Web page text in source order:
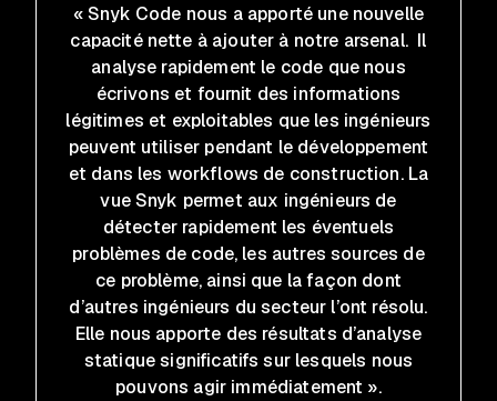
« Snyk Code nous a apporté une nouvelle
capacité nette à ajouter à notre arsenal. Il
analyse rapidement le code que nous
écrivons et fournit des informations
légitimes et exploitables que les ingénieurs
peuvent utiliser pendant le développement
et dans les workflows de construction. La
vue Snyk permet aux ingénieurs de
détecter rapidement les éventuels
problèmes de code, les autres sources de
ce problème, ainsi que la façon dont
d’autres ingénieurs du secteur l’ont résolu.
Elle nous apporte des résultats d’analyse
statique significatifs sur lesquels nous
pouvons agir immédiatement ».